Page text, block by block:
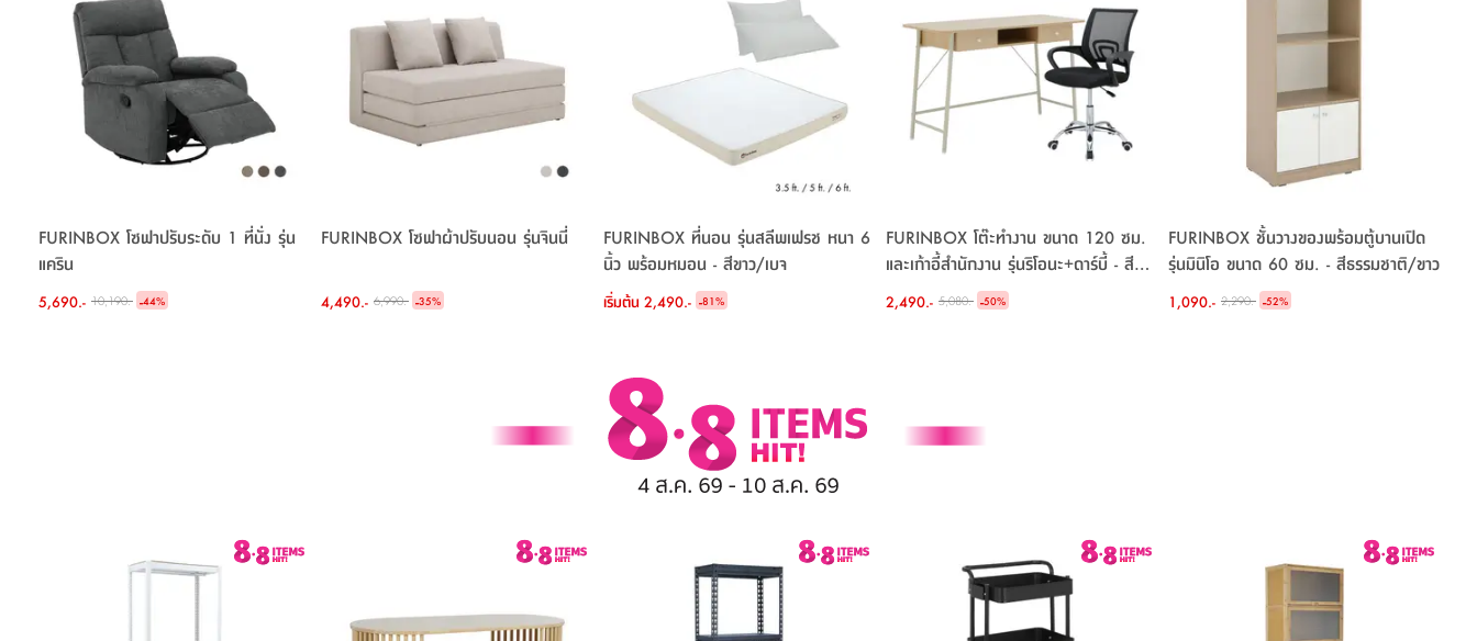
FURINBOX โซฟาปรับระดับ 1 ที่นั่ง รุ่น
แคริน
5,690.- 10,190.- -44%
FURINBOX โซฟาผ้าปรับนอน รุ่นจินนี่
4,490.- 6,990.- -35%
FURINBOX ที่นอน รุ่นสลีพเฟรช หนา 6
นิ้ว พร้อมหมอน - สีขาว/เบจ
เริ่มต้น 2,490.- -81%
FURINBOX โต๊ะทำงาน ขนาด 120 ซม.
และเก้าอี้สำนักงาน รุ่นริโอนะ+ดาร์บี้ - สี
2,490.- 5,080.- -50%
FURINBOX ชั้นวางของพร้อมตู้บานเปิด
รุ่นมินิโอ ขนาด 60 ซม. - สีธรรมชาติ/ขาว
1,090.- 2,290.- -52%